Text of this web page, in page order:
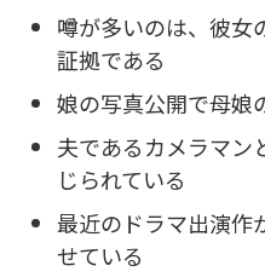
噂が多いのは、彼女
証拠である
娘の写真公開で母娘
夫であるカメラマン
じられている
最近のドラマ出演作
せている